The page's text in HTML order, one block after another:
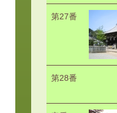
第27番
第28番